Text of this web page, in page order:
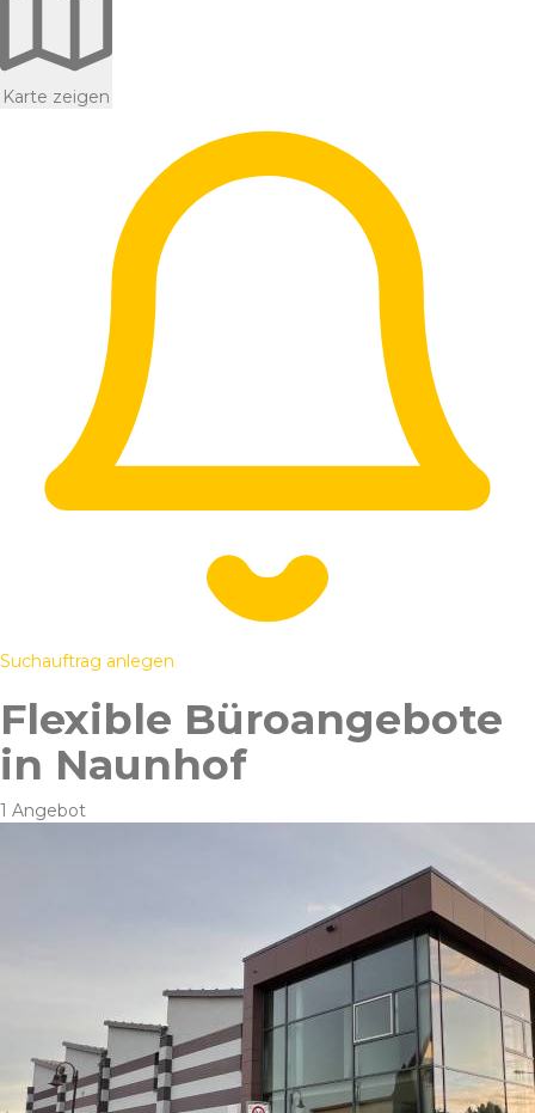
Karte zeigen
Suchauftrag anlegen
Flexible Büroangebote
in Naunhof
1 Angebot